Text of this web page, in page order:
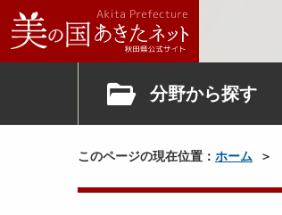
分野から探す
このページの現在位置： ホーム